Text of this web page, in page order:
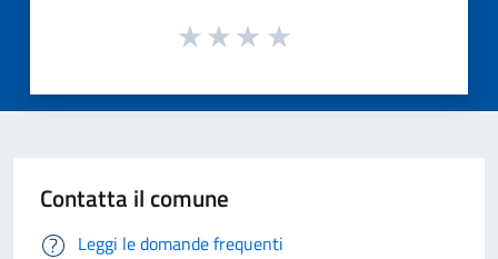
Contatta il comune
Leggi le domande frequenti